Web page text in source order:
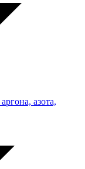
азота,